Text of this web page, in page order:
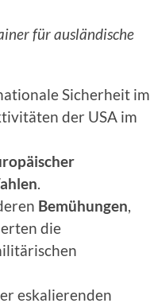
für ausländische
Sicherheit im
der USA im
.
Bemühungen,
die
eskalierenden